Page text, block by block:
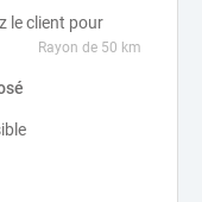
le client pour
Rayon de 50 km